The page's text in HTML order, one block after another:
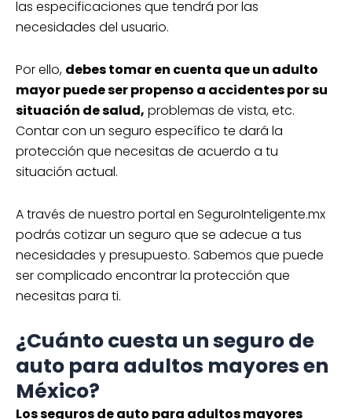
las especificaciones que tendrá por las
necesidades del usuario.
Por ello, debes tomar en cuenta que un adulto
mayor puede ser propenso a accidentes por su
situación de salud, problemas de vista, etc.
Contar con un seguro específico te dará la
protección que necesitas de acuerdo a tu
situación actual.
A través de nuestro portal en SeguroInteligente.mx
podrás cotizar un seguro que se adecue a tus
necesidades y presupuesto. Sabemos que puede
ser complicado encontrar la protección que
necesitas para ti.
¿Cuánto cuesta un seguro de
auto para adultos mayores en
México?
Los seguros de auto para adultos mayores